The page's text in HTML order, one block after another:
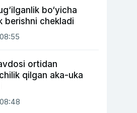
bo‘yicha
berishni chekladi
ortidan
qilgan aka-uka